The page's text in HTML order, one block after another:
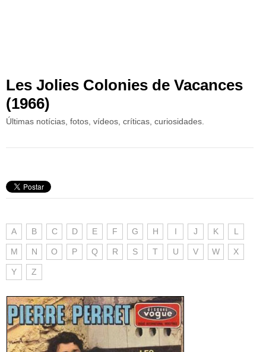
Les Jolies Colonies de Vacances
(1966)
Últimas notícias, fotos, vídeos, críticas, curiosidades.
A B C D E F G H I J K L
M N O P Q R S T U V W X
Y Z